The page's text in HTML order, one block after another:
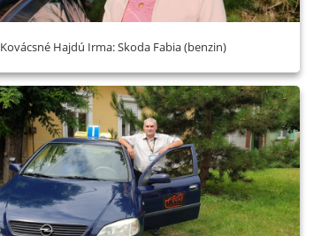
Kovácsné Hajdú Irma: Skoda Fabia (benzin)